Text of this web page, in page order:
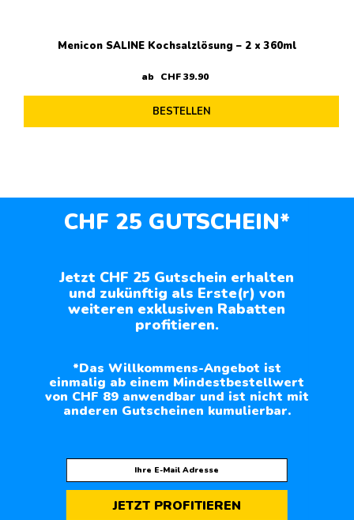
Menicon SALINE Kochsalzlösung – 2 x 360ml
ab CHF39.90
BESTELLEN
CHF 25 GUTSCHEIN*
Jetzt CHF 25 Gutschein erhalten
und zukünftig als Erste(r) von
weiteren exklusiven Rabatten
profitieren.
*Das Willkommens-Angebot ist
einmalig ab einem Mindestbestellwert
von CHF 89 anwendbar und ist nicht mit
anderen Gutscheinen kumulierbar.
JETZT PROFITIEREN